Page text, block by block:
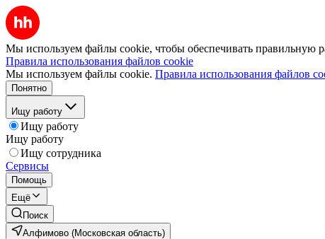
Мы используем файлы cookie, чтобы обеспечивать правильную
Правила использования файлов cookie
Мы используем файлы cookie. Правила использования файлов
Понятно
Ищу работу
Ищу работу
Ищу работу
Ищу сотрудника
Сервисы
Помощь
Ещё
Поиск
Алфимово (Московская область)